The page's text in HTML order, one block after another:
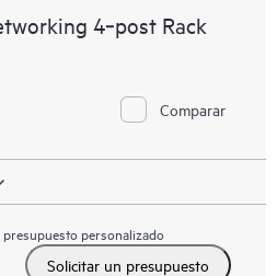
4‑post Rack
Comparar
personalizado
Solicitar un presupuesto